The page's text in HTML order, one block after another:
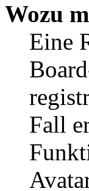
Wozu
Eine
Fall